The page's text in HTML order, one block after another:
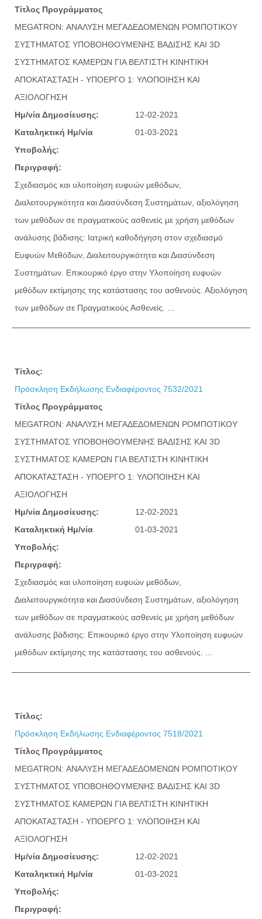
Τίτλος Προγράμματος
MEGATRON: ΑΝΑΛΥΣΗ ΜΕΓΑΔΕΔΟΜΕΝΩΝ ΡΟΜΠΟΤΙΚΟΥ
ΣΥΣΤΗΜΑΤΟΣ ΥΠΟΒΟΗΘΟΥΜΕΝΗΣ ΒΑΔΙΣΗΣ ΚΑΙ 3D
ΣΥΣΤΗΜΑΤΟΣ ΚΑΜΕΡΩΝ ΓΙΑ ΒΕΛΤΙΣΤΗ ΚΙΝΗΤΙΚΗ
ΑΠΟΚΑΤΑΣΤΑΣΗ - ΥΠΟΕΡΓΟ 1: ΥΛΟΠΟΙΗΣΗ ΚΑΙ
ΑΞΙΟΛΟΓΗΣΗ
Ημ/νία Δημοσίευσης:
12-02-2021
Καταληκτική Ημ/νία
Υποβολής:
01-03-2021
Περιγραφή:
Σχεδιασμός και υλοποίηση ευφυών μεθόδων,
Διαλειτουργικότητα και Διασύνδεση Συστημάτων, αξιολόγηση
των μεθόδων σε πραγματικούς ασθενείς με χρήση μεθόδων
ανάλυσης βάδισης: Ιατρική καθοδήγηση στον σχεδιασμό
Ευφυών Μεθόδων, Διαλειτουργικότητα και Διασύνδεση
Συστημάτων. Επικουρικό έργο στην Υλοποίηση ευφυών
μεθόδων εκτίμησης της κατάστασης του ασθενούς. Αξιολόγηση
των μεθόδων σε Πραγματικούς Ασθενείς. ...
Τίτλος:
Πρόσκληση Εκδήλωσης Ενδιαφέροντος 7532/2021
Τίτλος Προγράμματος
MEGATRON: ΑΝΑΛΥΣΗ ΜΕΓΑΔΕΔΟΜΕΝΩΝ ΡΟΜΠΟΤΙΚΟΥ
ΣΥΣΤΗΜΑΤΟΣ ΥΠΟΒΟΗΘΟΥΜΕΝΗΣ ΒΑΔΙΣΗΣ ΚΑΙ 3D
ΣΥΣΤΗΜΑΤΟΣ ΚΑΜΕΡΩΝ ΓΙΑ ΒΕΛΤΙΣΤΗ ΚΙΝΗΤΙΚΗ
ΑΠΟΚΑΤΑΣΤΑΣΗ - ΥΠΟΕΡΓΟ 1: ΥΛΟΠΟΙΗΣΗ ΚΑΙ
ΑΞΙΟΛΟΓΗΣΗ
Ημ/νία Δημοσίευσης:
12-02-2021
Καταληκτική Ημ/νία
Υποβολής:
01-03-2021
Περιγραφή:
Σχεδιασμός και υλοποίηση ευφυών μεθόδων,
Διαλειτουργικότητα και Διασύνδεση Συστημάτων, αξιολόγηση
των μεθόδων σε πραγματικούς ασθενείς με χρήση μεθόδων
ανάλυσης βάδισης: Επικουρικό έργο στην Υλοποίηση ευφυών
μεθόδων εκτίμησης της κατάστασης του ασθενούς. ...
Τίτλος:
Πρόσκληση Εκδήλωσης Ενδιαφέροντος 7518/2021
Τίτλος Προγράμματος
MEGATRON: ΑΝΑΛΥΣΗ ΜΕΓΑΔΕΔΟΜΕΝΩΝ ΡΟΜΠΟΤΙΚΟΥ
ΣΥΣΤΗΜΑΤΟΣ ΥΠΟΒΟΗΘΟΥΜΕΝΗΣ ΒΑΔΙΣΗΣ ΚΑΙ 3D
ΣΥΣΤΗΜΑΤΟΣ ΚΑΜΕΡΩΝ ΓΙΑ ΒΕΛΤΙΣΤΗ ΚΙΝΗΤΙΚΗ
ΑΠΟΚΑΤΑΣΤΑΣΗ - ΥΠΟΕΡΓΟ 1: ΥΛΟΠΟΙΗΣΗ ΚΑΙ
ΑΞΙΟΛΟΓΗΣΗ
Ημ/νία Δημοσίευσης:
12-02-2021
Καταληκτική Ημ/νία
Υποβολής:
01-03-2021
Περιγραφή: